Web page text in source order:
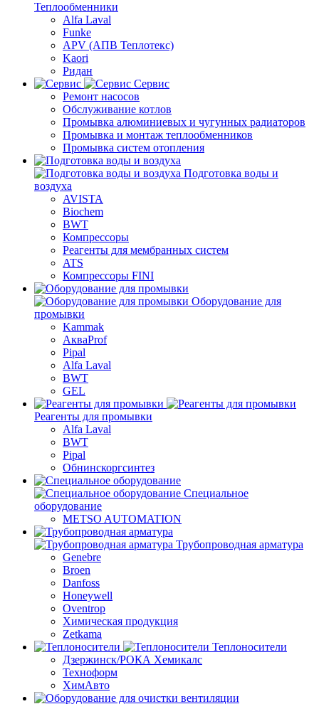
Теплообменники
Alfa Laval
Funke
APV (АПВ Теплотекс)
Kaori
Ридан
Сервис
Ремонт насосов
Обслуживание котлов
Промывка алюминиевых и чугунных радиаторов
Промывка и монтаж теплообменников
Промывка систем отопления
Подготовка воды и
воздуха
AVISTA
Biochem
BWT
Компрессоры
Реагенты для мембранных систем
ATS
Компрессоры FINI
Оборудование для
промывки
Kammak
АкваProf
Pipal
Alfa Laval
BWT
GEL
Реагенты для промывки
Alfa Laval
BWT
Pipal
Обнинскоргсинтез
Специальное
оборудование
METSO AUTOMATION
Трубопроводная арматура
Genebre
Broen
Danfoss
Honeywell
Oventrop
Химическая продукция
Zetkama
Теплоносители
Дзержинск/РОКА Хемикалс
Техноформ
ХимАвто